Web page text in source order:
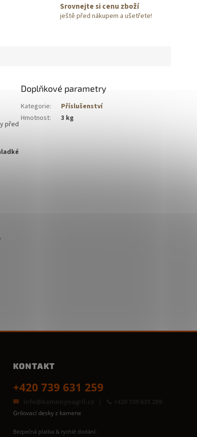
Srovnejte si cenu zboží
ještě před nákupem a ušetřete!
před
Doplňkové parametry
Kategorie:
Příslušenství
Hmotnost: 3 kg
KONTAKT
+420 739 631 259
Grilovací desky z kamene
Bezpečná platba & rychlé dodání: